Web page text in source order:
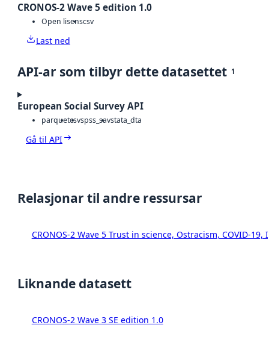
CRONOS-2 Wave 5 edition 1.0
Open lisenscsv
Last ned
API-ar som tilbyr dette datasettet 1
European Social Survey API
parquetcsvspss_savstata_dta
Gå til API
Relasjonar til andre ressursar
CRONOS-2 Wave 5 Trust in science, Ostracism, COVID-
Liknande datasett
CRONOS-2 Wave 3 SE edition 1.0